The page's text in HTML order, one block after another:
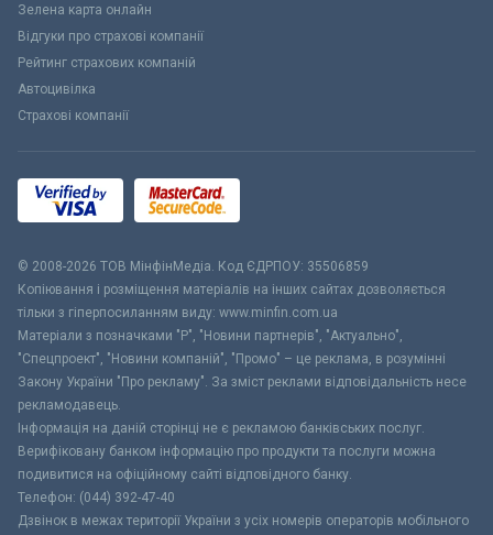
Зелена карта онлайн
Відгуки про страхові компанії
Рейтинг страхових компаній
Автоцивілка
Страхові компанії
© 2008-2026 ТОВ МiнфiнМедiа. Код ЄДРПОУ: 35506859
Копіювання і розміщення матеріалів на інших сайтах дозволяється
тільки з гіперпосиланням виду: www.minfin.com.ua
Матеріали з позначками "Р", "Новини партнерів", "Актуально",
"Спецпроект", "Новини компаній", "Промо" – це реклама, в розумінні
Закону України "Про рекламу". За зміст реклами відповідальність несе
рекламодавець.
Інформація на даній сторінці не є рекламою банківських послуг.
Верифіковану банком інформацію про продукти та послуги можна
подивитися на офіційному сайті відповідного банку.
Телефон: (044) 392-47-40
Дзвінок в межах території України з усіх номерів операторів мобільного